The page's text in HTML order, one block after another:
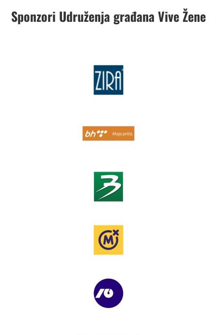
Sponzori Udruženja građana Vive Žene